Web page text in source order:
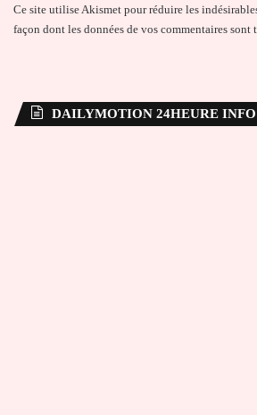
Ce site utilise Akismet pour réduire les
façon dont les données de vos commentaires sont
DAILYMOTION 24HEURE INFO